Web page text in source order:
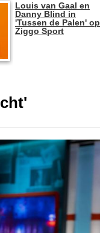
Louis van Gaal en
Danny Blind in
'Tussen de Palen' op
Ziggo Sport